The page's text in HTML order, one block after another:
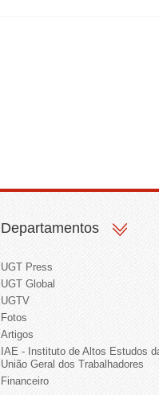
Departamentos
UGT Press
UGT Global
UGTV
Fotos
Artigos
IAE - Instituto de Altos Estudos
União Geral dos Trabalhadores
Financeiro